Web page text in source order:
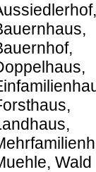
Wald